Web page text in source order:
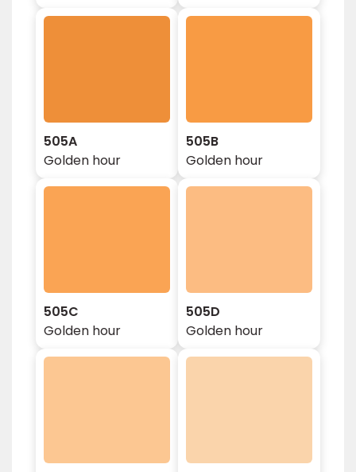
505A
Golden hour
505B
Golden hour
505C
Golden hour
505D
Golden hour